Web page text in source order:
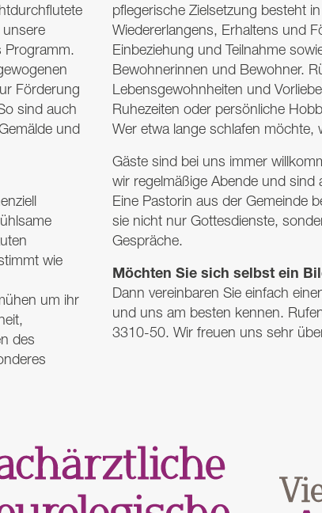
Programm.
Förderung
sind auch
und
wie
um ihr
des
pflegerische Zielsetzung besteht
Wiedererlangens, Erhaltens und
Einbeziehung und Teilnahme
Bewohnerinnen und Bewohner.
Lebensgewohnheiten und
Ruhezeiten oder persönliche
Wer etwa lange schlafen möchte,
Gäste sind bei uns immer
wir regelmäßige Abende und sind
Eine Pastorin aus der Gemeinde
sie nicht nur Gottesdienste,
Gespräche.
Möchten Sie sich selbst ein
Dann vereinbaren Sie einfach
und uns am besten kennen.
3310-50. Wir freuen uns sehr